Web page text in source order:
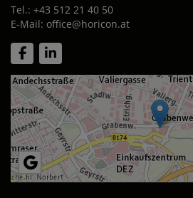
Tel.: +43 512 21 40 50
E-Mail: office@horicon.at